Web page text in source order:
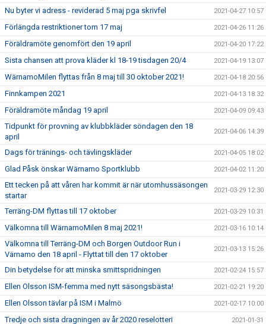
Nu byter vi adress - reviderad 5 maj pga skrivfel 2021-04-27 10:57
Förlängda restriktioner tom 17 maj 2021-04-26 11:26
Föräldramöte genomfört den 19 april 2021-04-20 17:22
Sista chansen att prova kläder kl 18-19 tisdagen 20/4 2021-04-19 13:07
WärnamoMilen flyttas från 8 maj till 30 oktober 2021! 2021-04-18 20:56
Finnkampen 2021 2021-04-13 18:32
Föräldramöte måndag 19 april 2021-04-09 09:43
Tidpunkt för provning av klubbkläder söndagen den 18
april
2021-04-06 14:39
Dags för tränings- och tävlingskläder 2021-04-05 18:02
Glad Påsk önskar Wärnamo Sportklubb 2021-04-02 11:20
Ett tecken på att våren har kommit är när utomhussäsongen
startar
2021-03-29 12:30
Terräng-DM flyttas till 17 oktober 2021-03-29 10:31
Välkomna till WärnamoMilen 8 maj 2021! 2021-03-16 10:14
Välkomna till Terräng-DM och Borgen Outdoor Run i
Värnamo den 18 april - Flyttat till den 17 oktober
2021-03-13 15:26
Din betydelse för att minska smittspridningen 2021-02-24 15:57
Ellen Olsson ISM-femma med nytt säsongsbästa! 2021-02-21 19:20
Ellen Olsson tävlar på ISM i Malmö 2021-02-17 10:00
Tredje och sista dragningen av år 2020 reselotteri 2021-01-31